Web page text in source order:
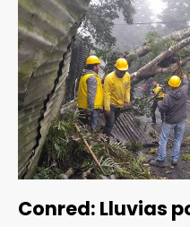
Conred: Lluvias